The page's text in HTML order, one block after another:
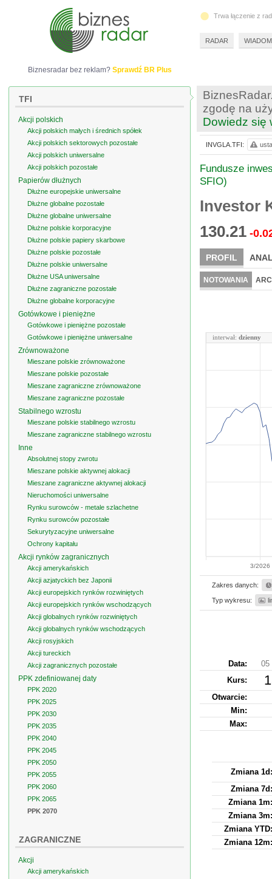
zgodę na
Dowiedz się
Fundusze
SFIO)
Investor
130.21 -
PROFIL
NOTOWANIA
3/2026
interwał: dzienny
Zakres danych:
Typ wykresu:
Data:
05
Kurs:
Otwarcie:
Min:
Max:
Zmiana 1d:
Zmiana 7d:
Zmiana 1m:
Zmiana 3m:
Zmiana YTD:
Zmiana 12m:
INVGLA.TFI:
Biznesradar bez reklam? Sprawdź BR Plus
TFI
Akcji polskich
Akcji polskich małych i średnich spółek
Akcji polskich sektorowych pozostałe
Akcji polskich uniwersalne
Akcji polskich pozostałe
Papierów dłużnych
Dłużne europejskie uniwersalne
Dłużne globalne pozostałe
Dłużne globalne uniwersalne
Dłużne polskie korporacyjne
Dłużne polskie papiery skarbowe
Dłużne polskie pozostałe
Dłużne polskie uniwersalne
Dłużne USA uniwersalne
Dłużne zagraniczne pozostałe
Dłużne globalne korporacyjne
Gotówkowe i pieniężne
Gotówkowe i pieniężne pozostałe
Gotówkowe i pieniężne uniwersalne
Zrównoważone
Mieszane polskie zrównoważone
Mieszane polskie pozostałe
Mieszane zagraniczne zrównoważone
Mieszane zagraniczne pozostałe
Stabilnego wzrostu
Mieszane polskie stabilnego wzrostu
Mieszane zagraniczne stabilnego wzrostu
Inne
Absolutnej stopy zwrotu
Mieszane polskie aktywnej alokacji
Mieszane zagraniczne aktywnej alokacji
Nieruchomości uniwersalne
Rynku surowców - metale szlachetne
Rynku surowców pozostałe
Sekurytyzacyjne uniwersalne
Ochrony kapitału
Akcji rynków zagranicznych
Akcji amerykańskich
Akcji azjatyckich bez Japonii
Akcji europejskich rynków rozwiniętych
Akcji europejskich rynków wschodzących
Akcji globalnych rynków rozwiniętych
Akcji globalnych rynków wschodzących
Akcji rosyjskich
Akcji tureckich
Akcji zagranicznych pozostałe
PPK zdefiniowanej daty
PPK 2020
PPK 2025
PPK 2030
PPK 2035
PPK 2040
PPK 2045
PPK 2050
PPK 2055
PPK 2060
PPK 2065
PPK 2070
ZAGRANICZNE
Akcji
Akcji amerykańskich
Trwa łączenie z
RADAR